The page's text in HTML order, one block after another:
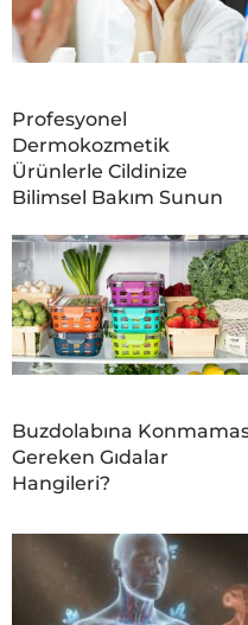
Profesyonel
Dermokozmetik
Ürünlerle Cildinize
Bilimsel Bakım Sunun
Buzdolabına
Gereken Gıdalar
Hangileri?